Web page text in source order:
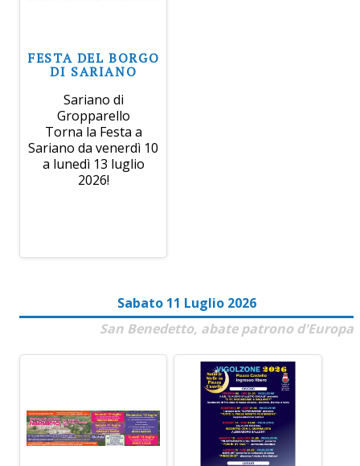
FESTA DEL BORGO
DI SARIANO
Sariano di
Gropparello
Torna la Festa a
Sariano da venerdì 10
a lunedì 13 luglio
2026!
Sabato 11 Luglio 2026
San Benedetto, abate patrono d'Europa